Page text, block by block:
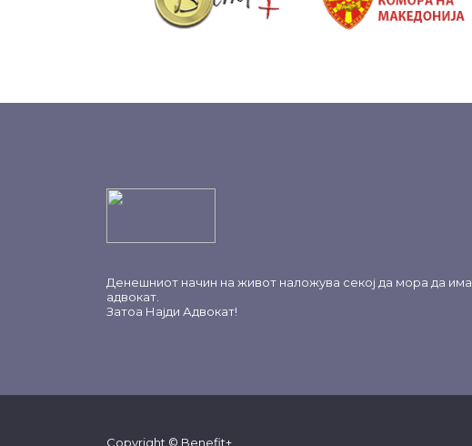
Денешниот начин на живот наложува секој да мора да има
адвокат.
Затоа Најди Адвокат!
Copyright © Benefit+